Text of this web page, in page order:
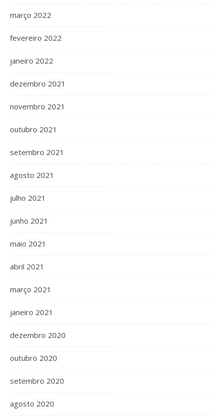
março 2022
fevereiro 2022
janeiro 2022
dezembro 2021
novembro 2021
outubro 2021
setembro 2021
agosto 2021
julho 2021
junho 2021
maio 2021
abril 2021
março 2021
janeiro 2021
dezembro 2020
outubro 2020
setembro 2020
agosto 2020